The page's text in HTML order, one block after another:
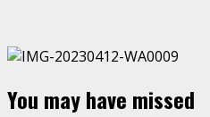
You may have missed